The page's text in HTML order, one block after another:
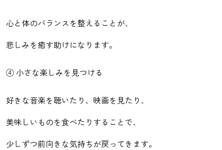
心と体のバランスを整えることが、
悲しみを癒す助けになります。
④ 小さな楽しみを見つける
好きな音楽を聴いたり、映画を見たり、
美味しいものを食べたりすることで、
少しずつ前向きな気持ちが戻ってきます。